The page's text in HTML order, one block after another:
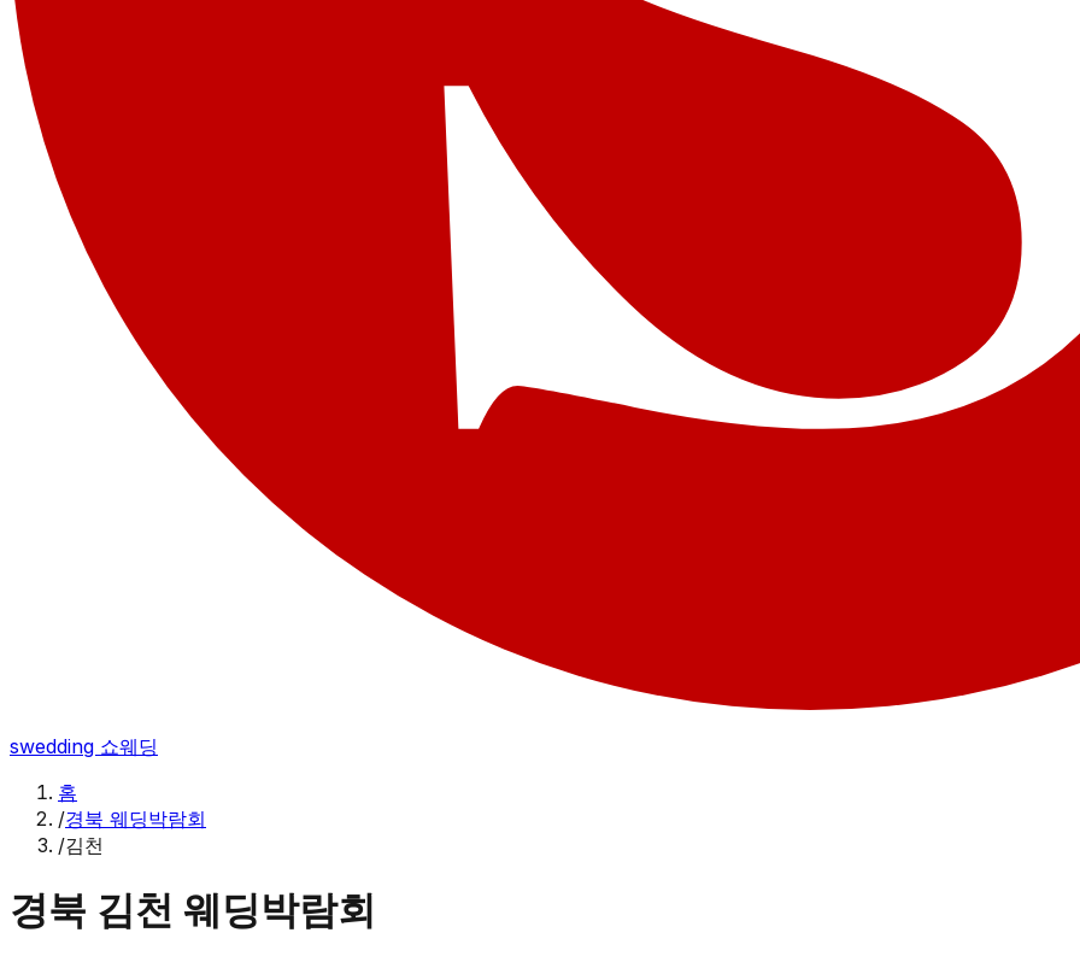
swedding 쇼웨딩
홈
/경북 웨딩박람회
/김천
경북 김천 웨딩박람회